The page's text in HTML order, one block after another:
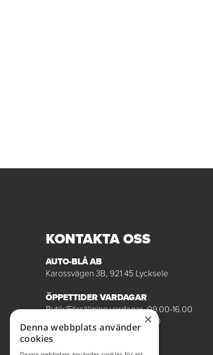
KONTAKTA OSS
AUTO-BLÅ AB
Karossvägen 3B, 921 45 Lycksele
ÖPPETTIDER VARDAGAR
Butik/Försäljning vardagar 09.00-16.00
Verkstad vardagar 07.00-16.00
Röda dagar stängt
×
Denna webbplats använder
cookies